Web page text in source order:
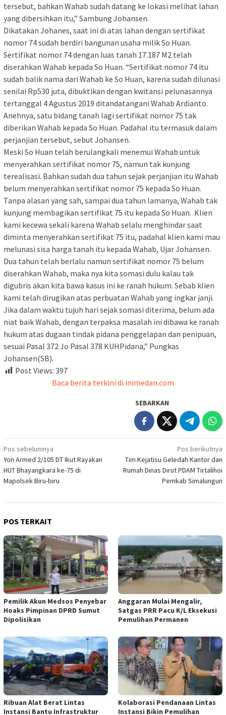
tersebut, bahkan Wahab sudah datang ke lokasi melihat lahan
yang dibersihkan itu,” Sambung Johansen.
Dikatakan Johanes, saat ini di atas lahan dengan sertifikat
nomor 74 sudah berdiri bangunan usaha milik So Huan.
Sertifikat nomor 74 dengan luas tanah 17.187 M2 telah
diserahkan Wahab kepada So Huan. “Sertifikat nomor 74 itu
sudah balik nama dari Wahab ke So Huan, karena sudah dilunasi
senilai Rp530 juta, dibuktikan dengan kwitansi pelunasannya
tertanggal 4 Agustus 2019 ditandatangani Wahab Ardianto.
Anehnya, satu bidang tanah lagi sertifikat nomor 75 tak
diberikan Wahab kepada So Huan. Padahal itu termasuk dalam
perjanjian tersebut, sebut Johansen.
Meski So Huan telah berulangkali menemui Wahab untuk
menyerahkan sertifikat nomor 75, namun tak kunjung
terealisasi. Bahkan sudah dua tahun sejak perjanjian itu Wahab
belum menyerahkan sertifikat nomor 75 kepada So Huan.
Tanpa alasan yang sah, sampai dua tahun lamanya, Wahab tak
kunjung membagikan sertifikat 75 itu kepada So Huan. Klien
kami kecewa sekali karena Wahab selalu menghindar saat
diminta menyerahkan sertifikat 75 itu, padahal klien kami mau
melunasi sisa harga tanah itu kepada Wahab, Ujar Johansen.
Dua tahun telah berlalu namun sertifikat nomor 75 belum
diserahkan Wahab, maka nya kita somasi dulu kalau tak
digubris akan kita bawa kasus ini ke ranah hukum. Sebab klien
kami telah dirugikan atas perbuatan Wahab yang ingkar janji.
Jika dalam waktu tujuh hari sejak somasi diterima, belum ada
niat baik Wahab, dengan terpaksa masalah ini dibawa ke ranah
hukum atas dugaan tindak pidana penggelapan dan penipuan,
sesuai Pasal 372 Jo Pasal 378 KUHPidana,” Pungkas
Johansen(SB).
Post Views: 397
Baca berita terkini di inimedan.com
SEBARKAN
Navigasi
pos
Pos sebelumnya
Yon Armed 2/105 DT Ikut Rayakan
HUT Bhayangkara ke-75 di
Mapolsek Biru-biru
Pos berikutnya
Tim Kejatisu Geledah Kantor dan
Rumah Dinas Dirut PDAM Tirtalihoi
Pemkab Simalungun
POS TERKAIT
Pemilik Akun Medsos Penyebar
Hoaks Pimpinan DPRD Sumut
Dipolisikan
Anggaran Mulai Mengalir,
Satgas PRR Pacu K/L Eksekusi
Pemulihan Permanen
Ribuan Alat Berat Lintas
Instansi Bantu Infrastruktur
Kolaborasi Pendanaan Lintas
Instansi Bikin Pemulihan